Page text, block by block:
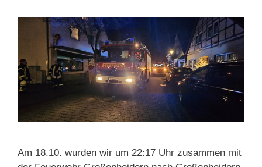
Am 18.10. wurden wir um 22:17 Uhr zusammen mit